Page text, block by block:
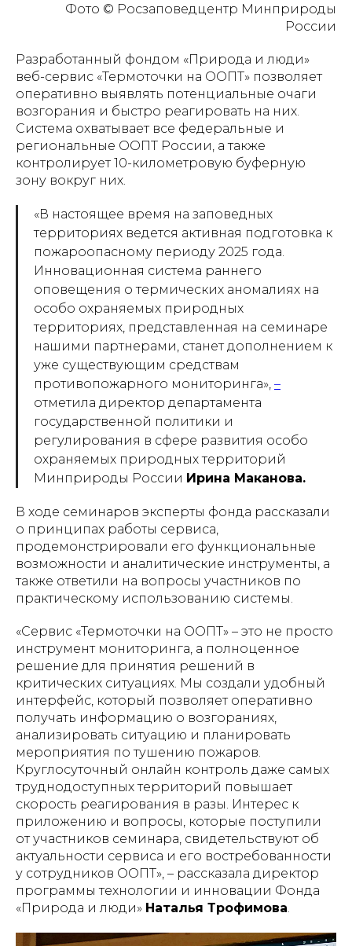
Фото © Росзаповедцентр Минприроды
России
Разработанный фондом «Природа и люди»
веб-сервис «Термоточки на ООПТ» позволяет
оперативно выявлять потенциальные очаги
возгорания и быстро реагировать на них.
Система охватывает все федеральные и
региональные ООПТ России, а также
контролирует 10-километровую буферную
зону вокруг них.
«В настоящее время на заповедных
территориях ведется активная подготовка к
пожароопасному периоду 2025 года.
Инновационная система раннего
оповещения о термических аномалиях на
особо охраняемых природных
территориях, представленная на семинаре
нашими партнерами, станет дополнением к
уже существующим средствам
противопожарного мониторинга» –
отметила директор департамента
государственной политики и
регулирования в сфере развития особо
охраняемых природных территорий
Минприроды России Ирина Маканова.
В ходе семинаров эксперты фонда рассказали
о принципах работы сервиса,
продемонстрировали его функциональные
возможности и аналитические инструменты, а
также ответили на вопросы участников по
практическому использованию системы.
«Сервис «Термоточки на ООПТ» – это не просто
инструмент мониторинга, а полноценное
решение для принятия решений в
критических ситуациях. Мы создали удобный
интерфейс, который позволяет оперативно
получать информацию о возгораниях,
анализировать ситуацию и планировать
мероприятия по тушению пожаров.
Круглосуточный онлайн контроль даже самых
труднодоступных территорий повышает
скорость реагирования в разы. Интерес к
приложению и вопросы, которые поступили
от участников семинара, свидетельствуют об
актуальности сервиса и его востребованности
у сотрудников ООПТ» , – рассказала директор
программы технологии и инновации Фонда
«Природа и люди» Наталья Трофимова